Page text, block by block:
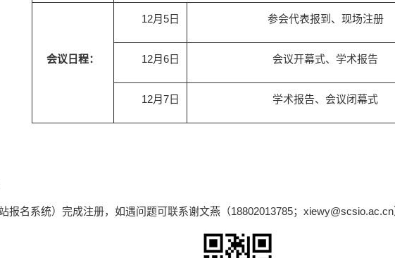
会议日程：
12月5日 参会代表报到、现场注册
12月6日 会议开幕式、学术报告
12月7日 学术报告、会议闭幕式
报名系统）完成注册，如遇问题可联系谢文燕（18802013785；xiewy@scsio.ac.cn